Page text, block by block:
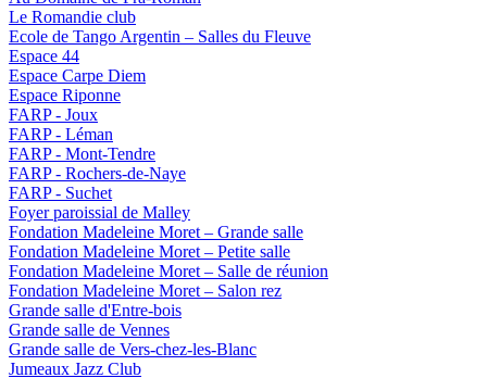
Le Romandie club
Ecole de Tango Argentin – Salles du Fleuve
Espace 44
Espace Carpe Diem
Espace Riponne
FARP - Joux
FARP - Léman
FARP - Mont-Tendre
FARP - Rochers-de-Naye
FARP - Suchet
Foyer paroissial de Malley
Fondation Madeleine Moret – Grande salle
Fondation Madeleine Moret – Petite salle
Fondation Madeleine Moret – Salle de réunion
Fondation Madeleine Moret – Salon rez
Grande salle d'Entre-bois
Grande salle de Vennes
Grande salle de Vers-chez-les-Blanc
Jumeaux Jazz Club